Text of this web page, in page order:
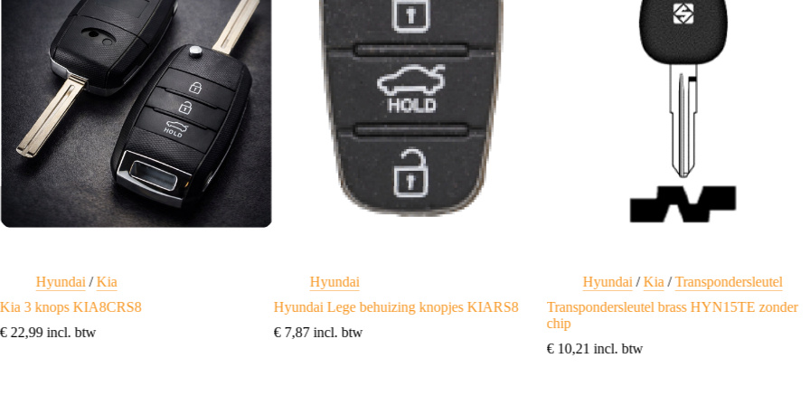
Hyundai /Kia
Kia 3 knops KIA8CRS8
€ 22,99 incl. btw
Hyundai
Hyundai Lege behuizing knopjes KIARS8
€7,87incl. btw
Hyundai /Kia /Transpondersleutel
Transpondersleutel brass HYN15TE zonder
chip
€10,21 incl. btw